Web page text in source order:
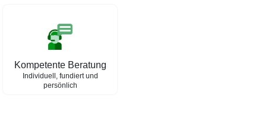
Kompetente Beratung
Individuell, fundiert und
persönlich